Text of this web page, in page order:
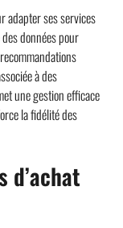
adapter ses services
données pour
à des
une gestion efficace
la fidélité des
d’achat